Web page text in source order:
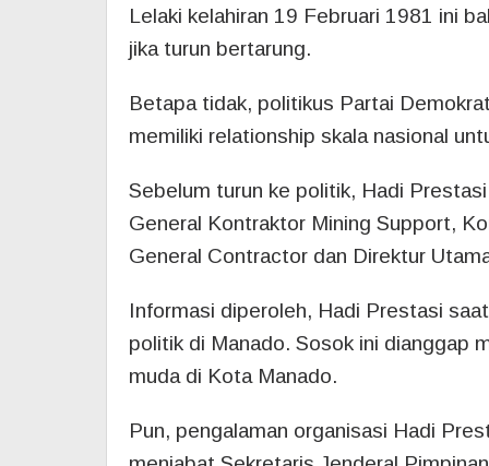
Lelaki kelahiran 19 Februari 1981 ini
jika turun bertarung.
Betapa tidak, politikus Partai
memiliki relationship skala nasional
Sebelum turun ke politik, Hadi
General Kontraktor Mining Support,
General Contractor dan Direktur
Informasi diperoleh, Hadi Prestasi
politik di Manado. Sosok ini dianggap
muda di Kota Manado.
Pun, pengalaman organisasi Hadi